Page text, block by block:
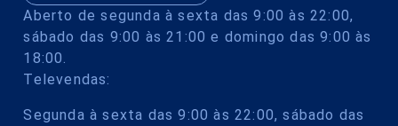
Aberto de segunda à sexta das 9:00 às 22:00,
sábado das 9:00 às 21:00 e domingo das 9:00 às
18:00.
Televendas:
Segunda à sexta das 9:00 às 22:00, sábado das